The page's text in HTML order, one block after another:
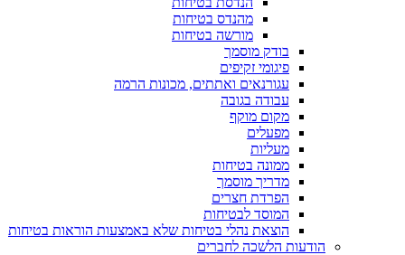
מהנדס בטיחות
מורשה בטיחות
בודק מוסמך
פיגומי זקיפים
עגורנאים ואתתים, מכונות הרמה
עבודה בגובה
מקום מוקף
מפעלים
מעליות
ממונה בטיחות
מדריך מוסמך
הפרדת חצרים
המוסד לבטיחות
הוצאת נהלי בטיחות שלא באמצעות הוראות בטיחות
הודעות הלשכה לחברים